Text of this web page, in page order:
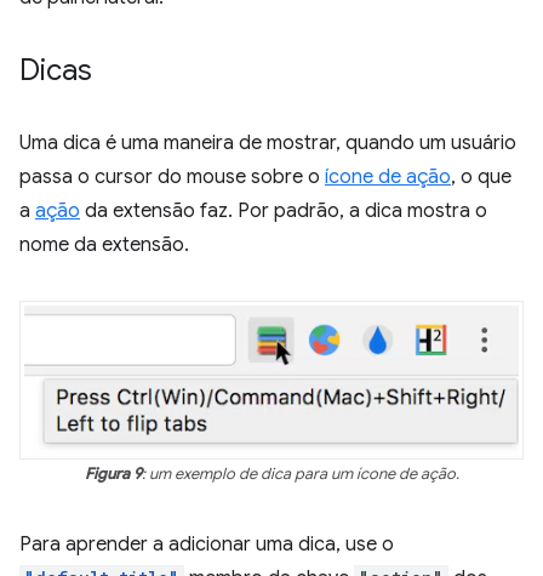
Dicas
Uma dica é uma maneira de mostrar, quando um usuário
passa o cursor do mouse sobre o ícone de ação, o que
a ação da extensão faz. Por padrão, a dica mostra o
nome da extensão.
Figura 9: um exemplo de dica para um ícone de ação.
Para aprender a adicionar uma dica, use o